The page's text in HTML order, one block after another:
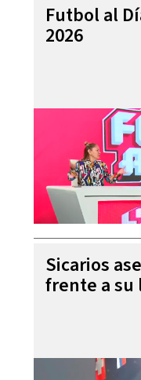
Futbol al
2026
Sicarios
frente a su